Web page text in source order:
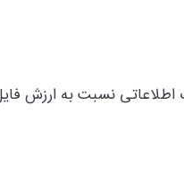
اطلاعاتی نسبت به ارزش